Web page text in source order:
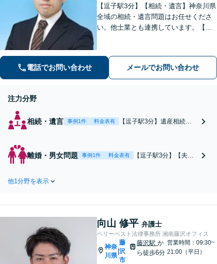
【逗子駅3分】【相続・遺言】神奈川県
全域の相続・遺言問題はお任せくださ
い。他士業とも連携しています。【離
【初回面談無料】【夜間・休日は予約
で対応可】【法テラス可】
電話でお問い合わせ メールでお問い合わせ
注力分野
相続・遺言 事例1件 料金表有
【逗子駅3分】遺産相続で
議や調停、遺言書作成や遺
留分侵害額請求など、神奈
離婚・男女問題 事例1件 料金表有
【逗子駅3分】【夫・
離婚や親権問題など幅
離婚を考えたら、まず
はご相談ください。
【初回面談無料】【夜
間・休日は予約で対応
他1分野を表示
向山 修平 弁護士
ベリーベスト法律事務所 湘南藤沢オフィス
神奈
川県
|
藤
沢
市
藤沢駅か
ら徒歩6分
営業時間：09:30~
21:00（平日）